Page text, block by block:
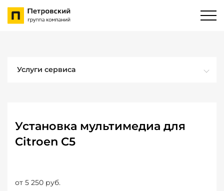
Услуги сервиса
Установка мультимедиа для
Citroen C5
от 5 250 руб.